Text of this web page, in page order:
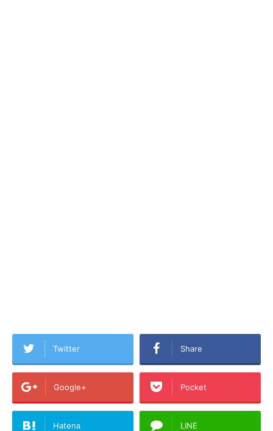
Twitter Share
Google+ Pocket
Hatena LINE